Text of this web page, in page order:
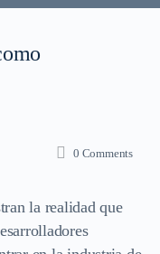
0 Comments
la realidad que